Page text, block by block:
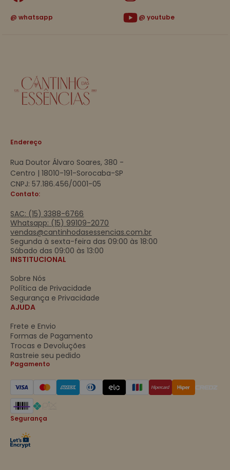
whatsapp youtube
Endereço
Rua Doutor Álvaro Soares, 380 -
Centro | 18010-191-Sorocaba-SP
CNPJ: 57.186.456/0001-05
Contato:
SAC: (15) 3388-6766
Whatsapp: (15) 99109-2070
vendas@cantinhodasessencias.com.br
Segunda à sexta-feira das 09:00 às 18:00
Sábado das 09:00 às 13:00
INSTITUCIONAL
Sobre Nós
Política de Privacidade
Segurança e Privacidade
AJUDA
Frete e Envio
Formas de Pagamento
Trocas e Devoluções
Rastreie seu pedido
Pagamento
Segurança